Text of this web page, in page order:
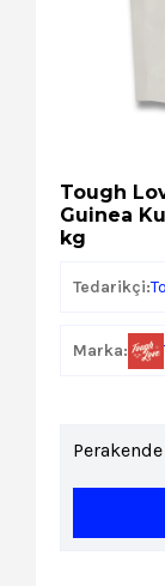
Tough
Guinea
kg
Tedarikçi:
Marka: